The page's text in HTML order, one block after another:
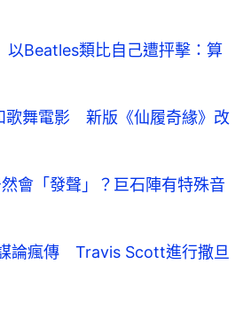
Beatles類比自己遭抨擊：算
歌舞電影 新版《仙履奇緣》改
會「發聲」？巨石陣有特殊音
論瘋傳 Travis Scott進行撒旦